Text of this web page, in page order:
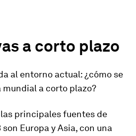
a corto plazo
al entorno actual: ¿cómo se
a corto plazo?
principales fuentes de
Europa y Asia, con una